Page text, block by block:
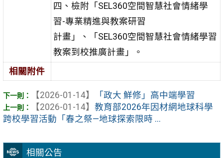
相關公告
四、檢附「SEL360空間智慧社會情緒學
習-專業精進與教案研習
計畫」、「SEL360空間智慧社會情緒學習
教案到校推廣計畫」。
相關附件
【2026-01-14】
「政大 鮮修」高中端學習
【2026-01-14】 教育部2026年因材網地球科學
跨校學習活動「春之祭—地球探索限時 ...